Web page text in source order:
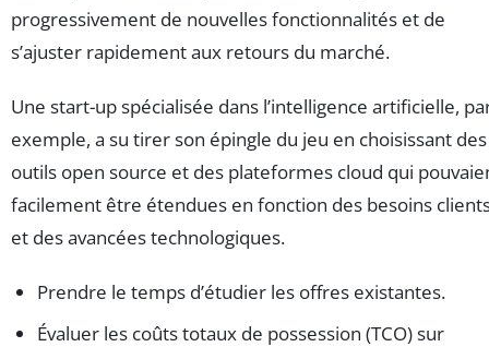
progressivement de nouvelles fonctionnalités et de
s’ajuster rapidement aux retours du marché.
Une start-up spécialisée dans l’intelligence artificielle,
exemple, a su tirer son épingle du jeu en choisissant des
outils open source et des plateformes cloud qui
facilement être étendues en fonction des besoins
et des avancées technologiques.
Prendre le temps d’étudier les offres existantes.
Évaluer les coûts totaux de possession (TCO) sur